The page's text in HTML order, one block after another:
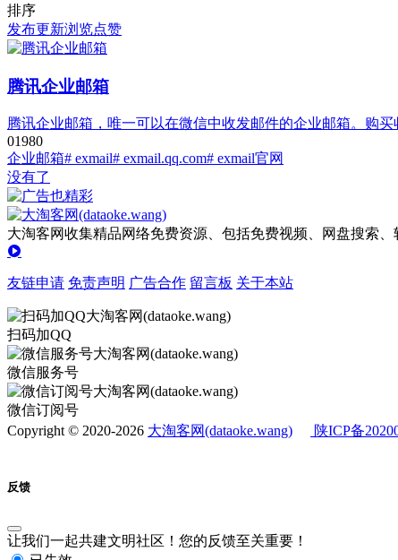
排序
发布更新浏览点赞
腾讯企业邮箱
腾讯企业邮箱，唯一可以在微信中收发邮件的企业邮箱。购
01980
企业邮箱# exmail# exmail.qq.com# exmail官网
没有了
大淘客网收集精品网络免费资源、包括免费视频、网盘搜索
友链申请 免责声明 广告合作 留言板 关于本站
扫码加QQ
微信服务号
微信订阅号
Copyright © 2020-2026 大淘客网(dataoke.wang) 陕ICP备
反馈
让我们一起共建文明社区！您的反馈至关重要！